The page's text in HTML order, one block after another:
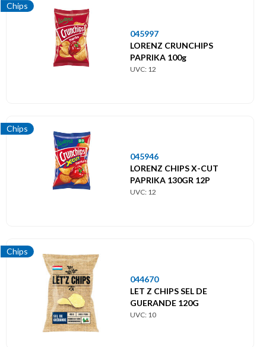
Chips
045997
LORENZ CRUNCHIPS
PAPRIKA 100g
UVC: 12
Chips
045946
LORENZ CHIPS X-CUT
PAPRIKA 130GR 12P
UVC: 12
Chips
044670
LET Z CHIPS SEL DE
GUERANDE 120G
UVC: 10